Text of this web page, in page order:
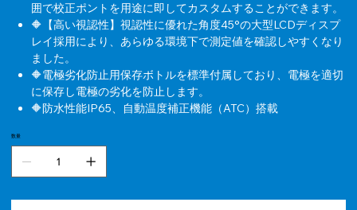
囲で校正ポントを用途に即してカスタムすることができます。
🔶【高い視認性】視認性に優れた角度45°の大型LCDディスプ
レイ採用により、あらゆる環境下で測定値を確認しやすくなり
ました。
🔶電極劣化防止用保存ボトルを標準付属しており、電極を適切
に保存し電極の劣化を防止します。
🔶防水性能IP65、自動温度補正機能（ATC）搭載
数量